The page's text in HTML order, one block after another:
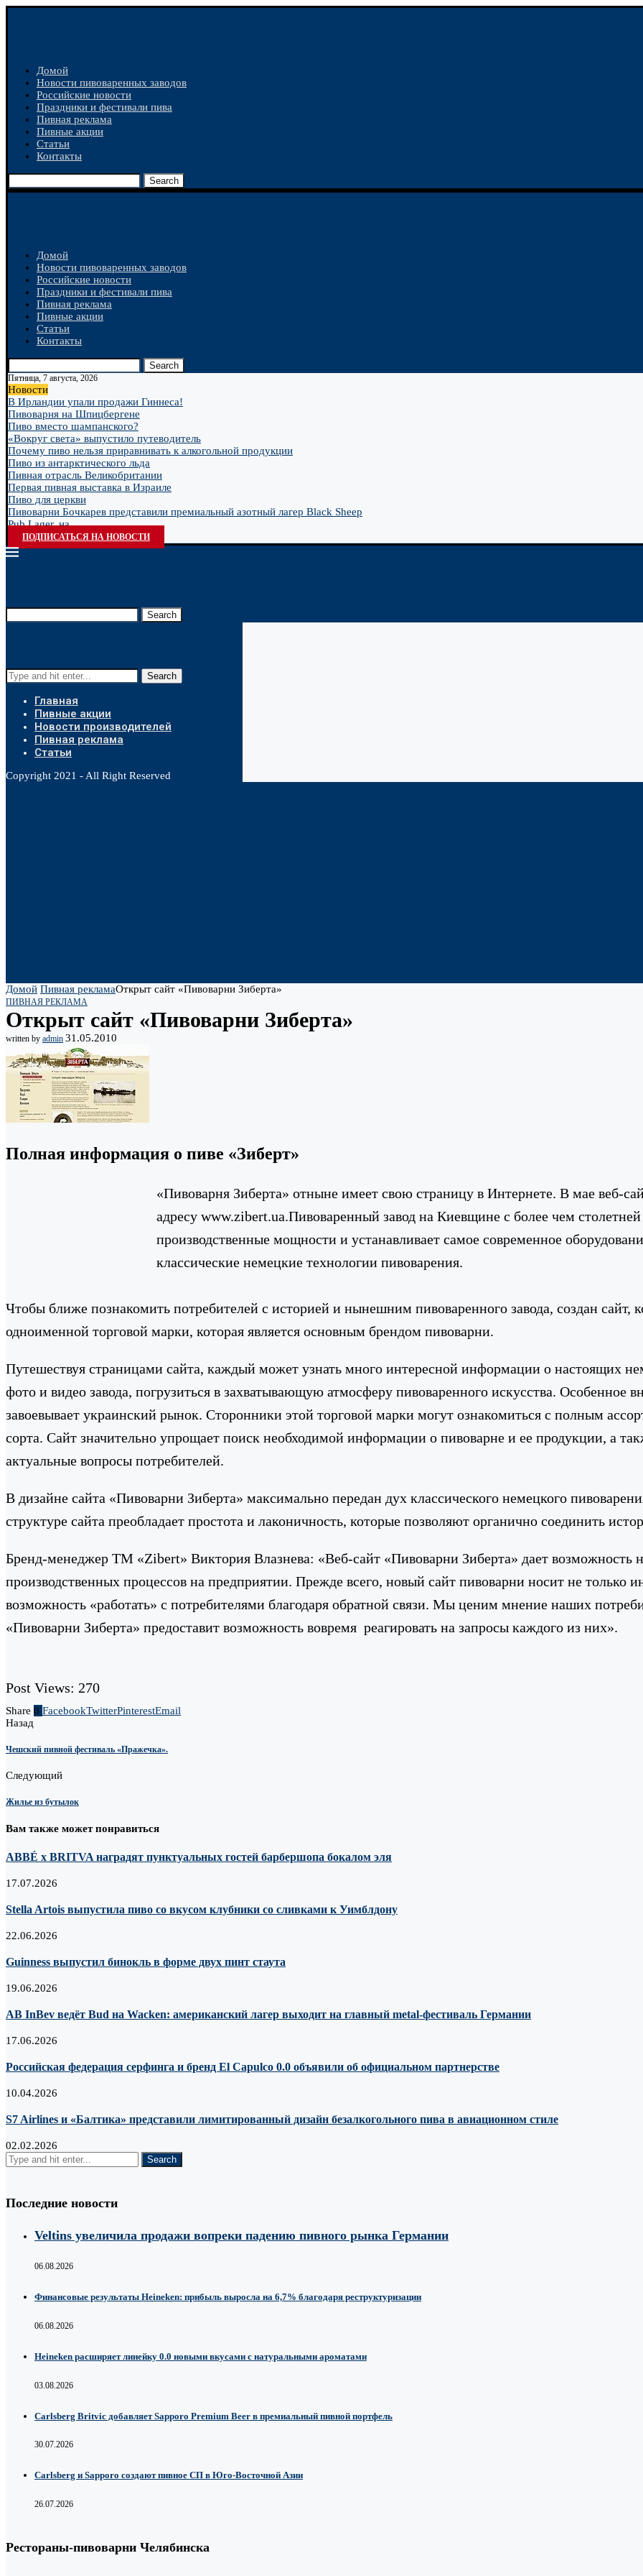
Домой
Новости пивоваренных заводов
Российские новости
Праздники и фестивали пива
Пивная реклама
Пивные акции
Статьи
Контакты
Search
Домой
Новости пивоваренных заводов
Российские новости
Праздники и фестивали пива
Пивная реклама
Пивные акции
Статьи
Контакты
Search
Пятница, 7 августа, 2026
Новости
В Ирландии упали продажи Гиннеса!
Пивоварня на Шпицбергене
Пиво вместо шампанского?
«Вокруг света» выпустило путеводитель
Почему пиво нельзя приравнивать к алкогольной продукции
Пиво из антарктического льда
Пивная отрасль Великобритании
Первая пивная выставка в Израиле
Пиво для церкви
Пивоварни Бочкарев представили премиальный азотный лагер Black Sheep
Pub Lager, на...
ПОДПИСАТЬСЯ НА НОВОСТИ
Search
Search
Главная
Пивные акции
Новости производителей
Пивная реклама
Статьи
Copyright 2021 - All Right Reserved
Домой Пивная рекламаОткрыт сайт «Пивоварни Зиберта»
ПИВНАЯ РЕКЛАМА
Открыт сайт «Пивоварни Зиберта»
written by admin 31.05.2010
Полная информация о пиве «Зиберт»
«Пивоварня Зиберта» отныне имеет свою страницу в Интернете. В мае веб-
адресу www.zibert.ua.Пивоваренный завод на Киевщине с более чем
производственные мощности и устанавливает самое современное
классические немецкие технологии пивоварения.
Чтобы ближе познакомить потребителей с историей и нынешним пивоваренного завода, создан сайт,
одноименной торговой марки, которая является основным брендом пивоварни.
Путешествуя страницами сайта, каждый может узнать много интересной информации о настоящих
фото и видео завода, погрузиться в захватывающую атмосферу пивоваренного искусства. Особенное
завоевывает украинский рынок. Сторонники этой торговой марки могут ознакомиться с полным
сорта. Сайт значительно упрощает поиск необходимой информации о пивоварне и ее продукции, а
актуальные вопросы потребителей.
В дизайне сайта «Пивоварни Зиберта» максимально передан дух классического немецкого
структуре сайта преобладает простота и лаконичность, которые позволяют органично соединить
Бренд-менеджер ТМ «Zibert» Виктория Влазнева: «Веб-сайт «Пивоварни Зиберта» дает возможность
производственных процессов на предприятии. Прежде всего, новый сайт пивоварни носит не только
возможность «работать» с потребителями благодаря обратной связи. Мы ценим мнение наших
«Пивоварни Зиберта» предоставит возможность вовремя реагировать на запросы каждого из них».
Post Views: 270
Share 0 FacebookTwitterPinterestEmail
Назад
Чешский пивной фестиваль «Пражечка».
Следующий
Жилье из бутылок
Вам также может понравиться
ABBÉ х BRITVA наградят пунктуальных гостей барбершопа бокалом эля
17.07.2026
Stella Artois выпустила пиво со вкусом клубники со сливками к Уимблдону
22.06.2026
Guinness выпустил бинокль в форме двух пинт стаута
19.06.2026
AB InBev ведёт Bud на Wacken: американский лагер выходит на главный metal-фестиваль Германии
17.06.2026
Российская федерация серфинга и бренд El Capulco 0.0 объявили об официальном партнерстве
10.04.2026
S7 Airlines и «Балтика» представили лимитированный дизайн безалкогольного пива в авиационном стиле
02.02.2026
Последние новости
Veltins увеличила продажи вопреки падению пивного рынка Германии
06.08.2026
Финансовые результаты Heineken: прибыль выросла на 6,7% благодаря реструктуризации
06.08.2026
Heineken расширяет линейку 0.0 новыми вкусами с натуральными ароматами
03.08.2026
Carlsberg Britvic добавляет Sapporo Premium Beer в премиальный пивной портфель
30.07.2026
Carlsberg и Sapporo создают пивное СП в Юго-Восточной Азии
26.07.2026
Рестораны-пивоварни Челябинска